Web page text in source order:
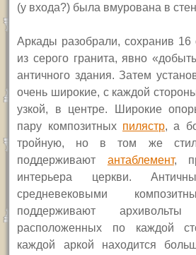
(у входа?) была вмурована в
Аркады разобрали, сохранив 16
из серого гранита, явно
античного здания. Затем
очень широкие, с каждой
узкой, в центре. Широкие
пару композитных пилястр, а
тройную, но в том же
поддерживают антаблемент,
интерьера церкви.
средневековыми
поддерживают
расположенных по каждой
каждой аркой находится